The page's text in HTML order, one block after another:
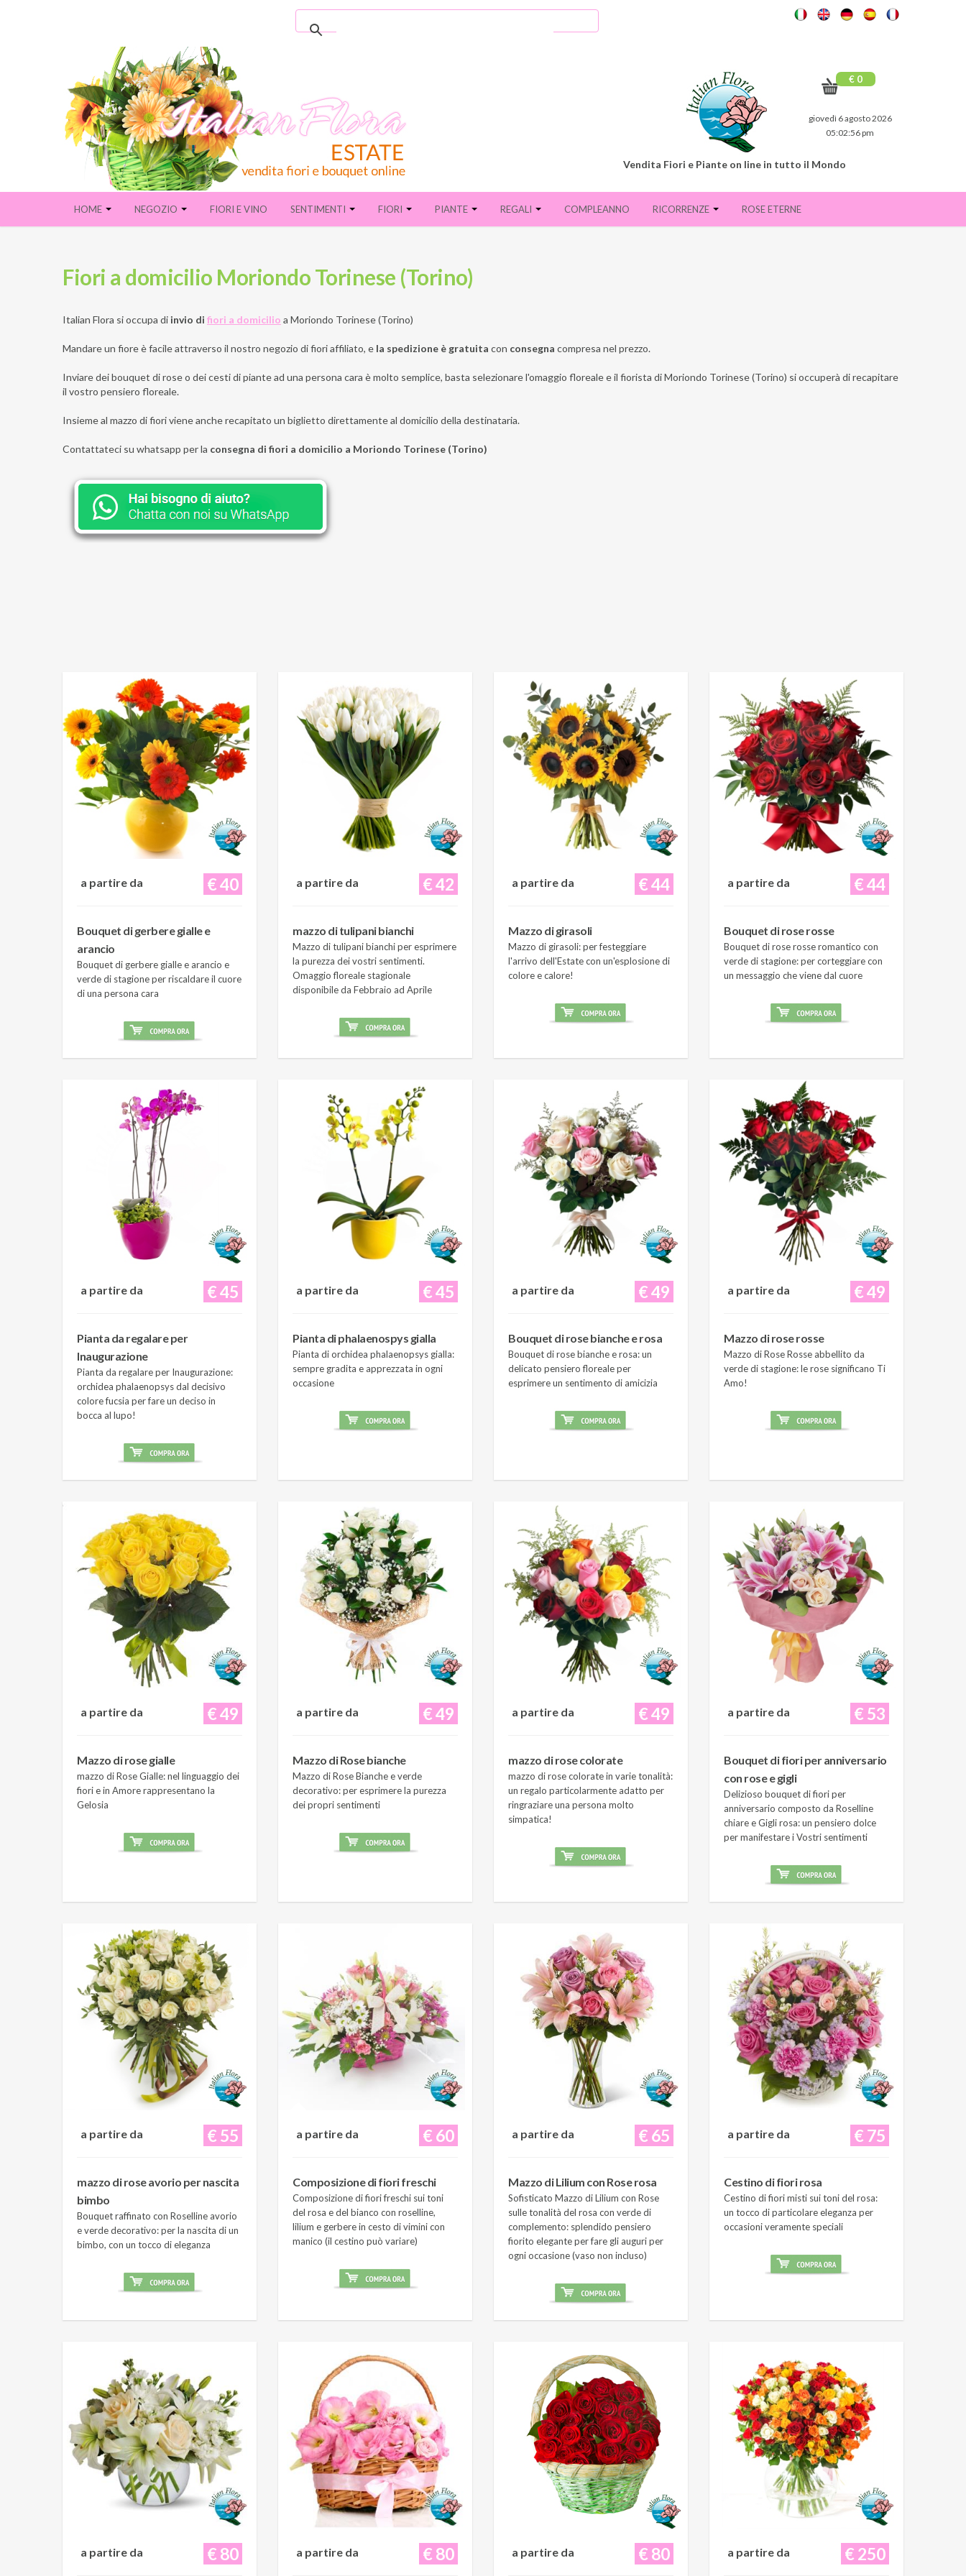
€ 0
giovedì 6 agosto 2026
05:02:57 pm
Vendita Fiori e Piante on line in tutto il Mondo
HOME NEGOZIO FIORI E VINO SENTIMENTI FIORI PIANTE REGALI COMPLEANNO RICORRENZE ROSE ETERNE
Fiori a domicilio Moriondo Torinese (Torino)
Italian Flora si occupa di invio di fiori a domicilio a Moriondo Torinese (Torino)
Mandare un fiore è facile attraverso il nostro negozio di fiori affiliato, e la spedizione è gratuita con consegna compresa nel prezzo.
Inviare dei bouquet di rose o dei cesti di piante ad una persona cara è molto semplice, basta selezionare l'omaggio floreale e il fiorista di Moriondo Torinese (Torino) si occuperà di recapitare
il vostro pensiero floreale.
Insieme al mazzo di fiori viene anche recapitato un biglietto direttamente al domicilio della destinataria.
Contattateci su whatsapp per la consegna di fiori a domicilio a Moriondo Torinese (Torino)
€ 40
a partire da
Bouquet di gerbere gialle e
arancio
Bouquet di gerbere gialle e arancio e
verde di stagione per riscaldare il cuore
di una persona cara
€ 42
a partire da
mazzo di tulipani bianchi
Mazzo di tulipani bianchi per esprimere
la purezza dei vostri sentimenti.
Omaggio floreale stagionale
disponibile da Febbraio ad Aprile
€ 44
a partire da
Mazzo di girasoli
Mazzo di girasoli: per festeggiare
l'arrivo dell'Estate con un'esplosione di
colore e calore!
€ 44
a partire da
Bouquet di rose rosse
Bouquet di rose rosse romantico con
verde di stagione: per corteggiare con
un messaggio che viene dal cuore
€ 45
a partire da
Pianta da regalare per
Inaugurazione
Pianta da regalare per Inaugurazione:
orchidea phalaenopsys dal decisivo
colore fucsia per fare un deciso in
bocca al lupo!
€ 45
a partire da
Pianta di phalaenospys gialla
Pianta di orchidea phalaenopsys gialla:
sempre gradita e apprezzata in ogni
occasione
€ 49
a partire da
Bouquet di rose bianche e rosa
Bouquet di rose bianche e rosa: un
delicato pensiero floreale per
esprimere un sentimento di amicizia
€ 49
a partire da
Mazzo di rose rosse
Mazzo di Rose Rosse abbellito da
verde di stagione: le rose significano Ti
Amo!
€ 49
a partire da
Mazzo di rose gialle
mazzo di Rose Gialle: nel linguaggio dei
fiori e in Amore rappresentano la
Gelosia
€ 49
a partire da
Mazzo di Rose bianche
Mazzo di Rose Bianche e verde
decorativo: per esprimere la purezza
dei propri sentimenti
€ 49
a partire da
mazzo di rose colorate
mazzo di rose colorate in varie tonalità:
un regalo particolarmente adatto per
ringraziare una persona molto
simpatica!
€ 53
a partire da
Bouquet di fiori per anniversario
con rose e gigli
Delizioso bouquet di fiori per
anniversario composto da Roselline
chiare e Gigli rosa: un pensiero dolce
per manifestare i Vostri sentimenti
€ 55
a partire da
mazzo di rose avorio per nascita
bimbo
Bouquet raffinato con Roselline avorio
e verde decorativo: per la nascita di un
bimbo, con un tocco di eleganza
€ 60
a partire da
Composizione di fiori freschi
Composizione di fiori freschi sui toni
del rosa e del bianco con roselline,
lilium e gerbere in cesto di vimini con
manico (il cestino può variare)
€ 65
a partire da
Mazzo di Lilium con Rose rosa
Sofisticato Mazzo di Lilium con Rose
sulle tonalità del rosa con verde di
complemento: splendido pensiero
fiorito elegante per fare gli auguri per
ogni occasione (vaso non incluso)
€ 75
a partire da
Cestino di fiori rosa
Cestino di fiori misti sui toni del rosa:
un tocco di particolare eleganza per
occasioni veramente speciali
€ 80
a partire da € 80
a partire da € 80
a partire da € 250
a partire da